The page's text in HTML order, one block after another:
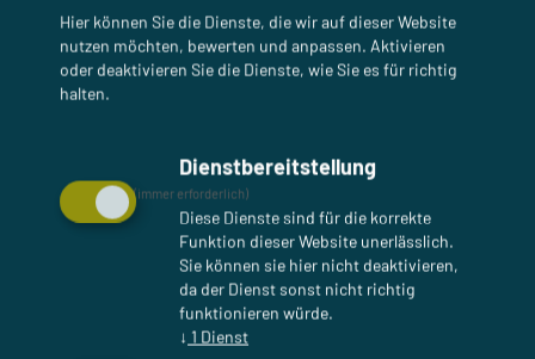
22.02.2024 | Produkte
Farbpalette
Hier können Sie die Dienste, die wir auf dieser Website
nutzen möchten, bewerten und anpassen. Aktivieren
oder deaktivieren Sie die Dienste, wie Sie es für richtig
halten.
Dienstbereitstellung
(immer erforderlich)
Diese Dienste sind für die korrekte
Funktion dieser Website unerlässlich.
Sie können sie hier nicht deaktivieren,
da der Dienst sonst nicht richtig
funktionieren würde.
↓ 1 Dienst